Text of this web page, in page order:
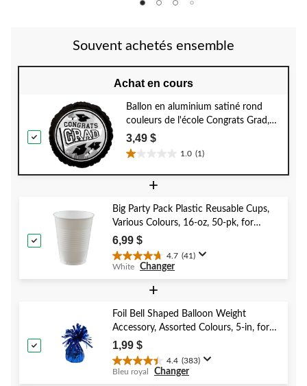
Souvent achetés ensemble
Achat en cours
Ballon en aluminium satiné rond
couleurs de l'école Congrats Grad,
argent, 18 po, gonflement à l'hélium
et ruban inclus, pour remise des
diplômes
3,49 $
1.0 (1)
1.0
étoile(s)
1
évaluation
+
Big Party Pack Plastic Reusable Cups,
Various Colours, 16-oz, 50-pk, for
Christmas/Thanksgiving/New Year's
Eve/Birthday Party
6,99 $
4.7 (41)
4.7
étoile(s)
41
évaluations
White Changer
+
Foil Bell Shaped Balloon Weight
Accessory, Assorted Colours, 5-in, for
Birthday/Anniversary/Graduation/New
Year's Eve
1,99 $
4.4 (383)
4.4
étoile(s)
Bleu royal Changer